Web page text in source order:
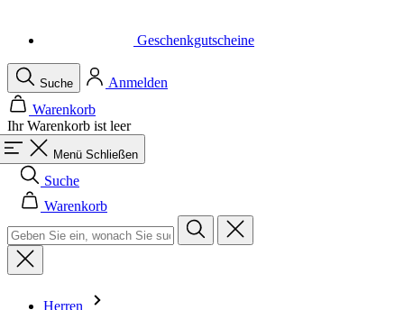
Ihr Warenkorb ist leer
Menü Schließen
Suche
Warenkorb
Herren
Alle in der Kategorie Herren